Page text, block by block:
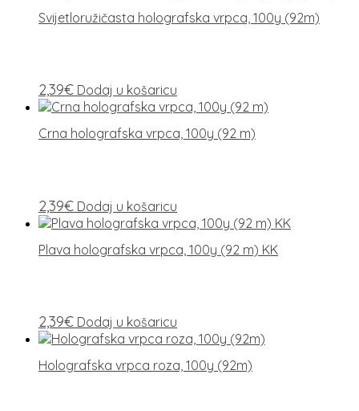
Svijetloružičasta holografska vrpca, 100y (92m)
2,39€ Dodaj u košaricu
Crna holografska vrpca, 100y (92 m)
2,39€ Dodaj u košaricu
Plava holografska vrpca, 100y (92 m) KK
2,39€ Dodaj u košaricu
Holografska vrpca roza, 100y (92m)